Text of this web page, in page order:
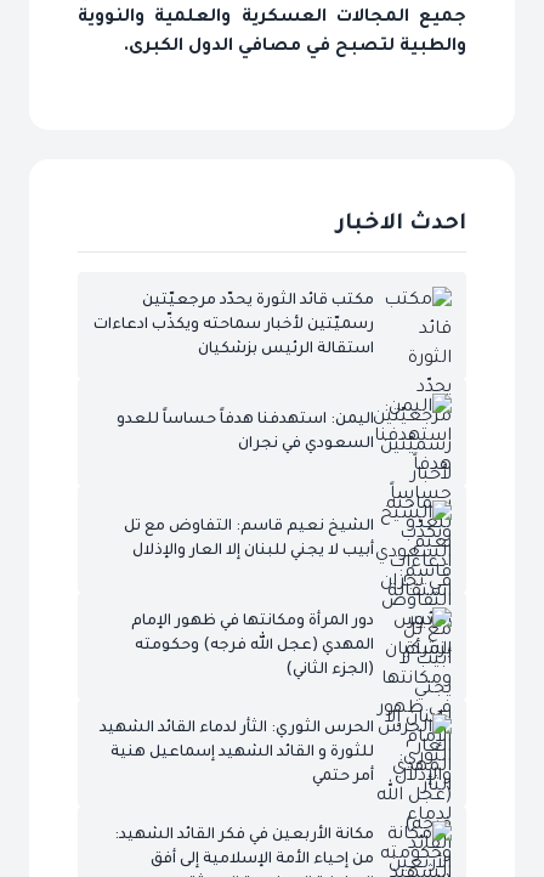
جميع المجالات العسكرية والعلمية والنووية
والطبية لتصبح في مصافي الدول الكبرى.
احدث الاخبار
مكتب قائد الثورة يحدّد مرجعيّتين
رسميّتين لأخبار سماحته ويكذّب ادعاءات
استقالة الرئيس بزشكيان
اليمن: استهدفنا هدفاً حساساً للعدو
السعودي في نجران
الشيخ نعيم قاسم: التفاوض مع تل
أبيب لا يجني للبنان إلا العار والإذلال
دور المرأة ومكانتها في ظهور الإمام
المهدي (عجل الله فرجه) وحكومته
(الجزء الثاني)
الحرس الثوري: الثأر لدماء القائد الشهيد
للثورة و القائد الشهيد إسماعيل هنية
أمر حتمي
مكانة الأربعين في فكر القائد الشهيد:
من إحياء الأمة الإسلامية إلى أفق